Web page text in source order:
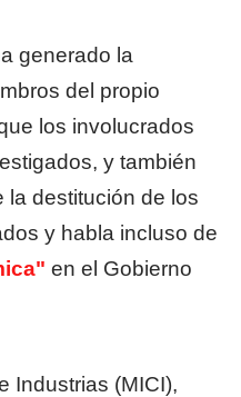
generado la
del propio
los involucrados
y también
la destitución de los
y habla incluso de
en el Gobierno
Industrias (MICI),